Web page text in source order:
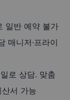
일반 예약 불가
매니저·프라이
로 상담. 맞춤
서 가능